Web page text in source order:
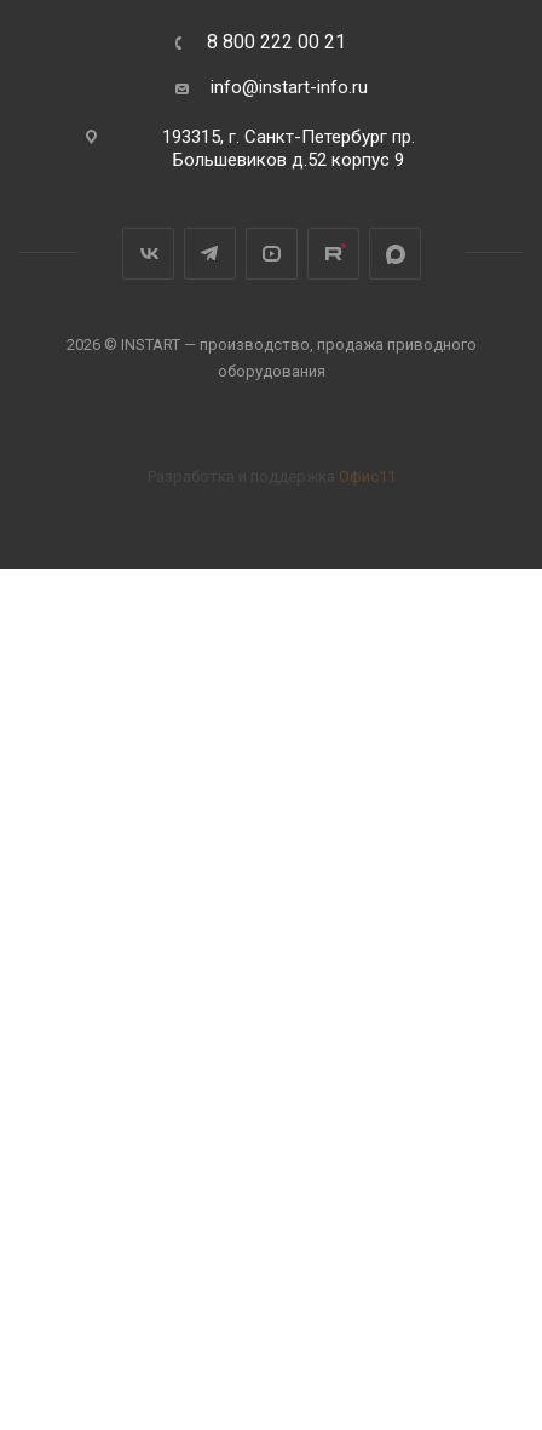
8 800 222 00 21
info@instart-info.ru
193315, г. Санкт-Петербург пр.
Большевиков д.52 корпус 9
2026 © INSTART — производство, продажа приводного
оборудования
Офис11